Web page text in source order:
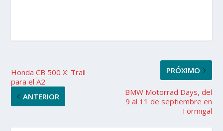
Honda CB 500 X: Trail
para el A2
ANTERIOR
PRÓXIMO
BMW Motorrad Days, del
9 al 11 de septiembre en
Formigal